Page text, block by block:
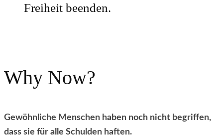
Freiheit beenden.
Why Now?
Gewöhnliche Menschen haben noch nicht begriffen,
dass sie für alle Schulden haften.